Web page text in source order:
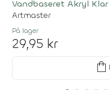
Vandbaseret Akryl
Artmaster
På lager
29,95 kr
shopping_bag